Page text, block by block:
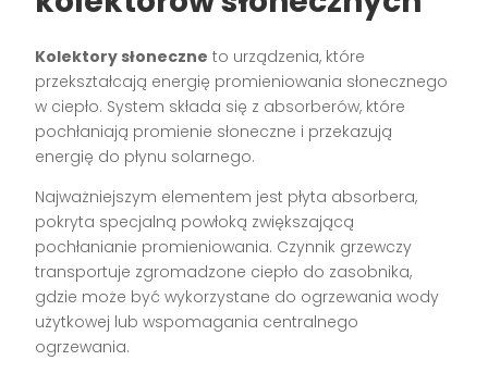
Kolektory słoneczne to urządzenia, które
przekształcają energię promieniowania słonecznego
w ciepło. System składa się z absorberów, które
pochłaniają promienie słoneczne i przekazują
energię do płynu solarnego.
Najważniejszym elementem jest płyta absorbera,
pokryta specjalną powłoką zwiększającą
pochłanianie promieniowania. Czynnik grzewczy
transportuje zgromadzone ciepło do zasobnika,
gdzie może być wykorzystane do ogrzewania wody
użytkowej lub wspomagania centralnego
ogrzewania.